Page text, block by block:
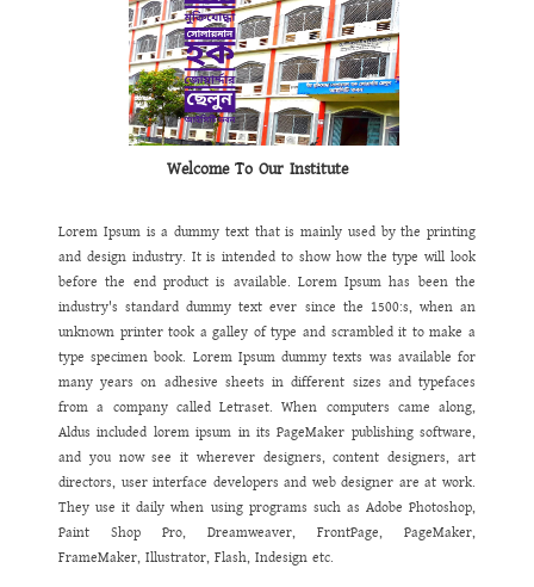
অনলাইন ব্যাংকিং সহ তথ্য প্রযুক্তির সর্বোচ্চ ব্যবহারে
চালু করা হয়েছে। এখন থেকে আমাদের ছাত্র/ছাত্রী,অভিভাবক
তাদের সকল তথ্য ঘরে বসেই ওয়েব সাইট থেকে পেয়ে
ওয়েবসাইটটিতে যে তথ্য ও উপাত্ত থাকবে তা অবাধ তথ্য পাওয়ার অধিকার
ফলে একদিকে আমরা ইনফরমেশন হাইওয়ে উঠতে সক্ষম
কাজে স্বচ্ছতা,গতিশীলতা,জবাবদিহিতা সেবার মান বৃদ্ধি পাবে
Welcome To Our Institute
Lorem Ipsum is a dummy text that is mainly used by the printing
and design industry. It is intended to show how the type will look
before the end product is available. Lorem Ipsum has been the
industry's standard dummy text ever since the 1500:s, when an
unknown printer took a galley of type and scrambled it to make a
type specimen book. Lorem Ipsum dummy texts was available for
many years on adhesive sheets in different sizes and typefaces
from a company called Letraset. When computers came along,
Aldus included lorem ipsum in its PageMaker publishing software,
and you now see it wherever designers, content designers, art
directors, user interface developers and web designer are at work.
They use it daily when using programs such as Adobe Photoshop,
Paint Shop Pro, Dreamweaver, FrontPage, PageMaker,
FrameMaker, Illustrator, Flash, Indesign etc.